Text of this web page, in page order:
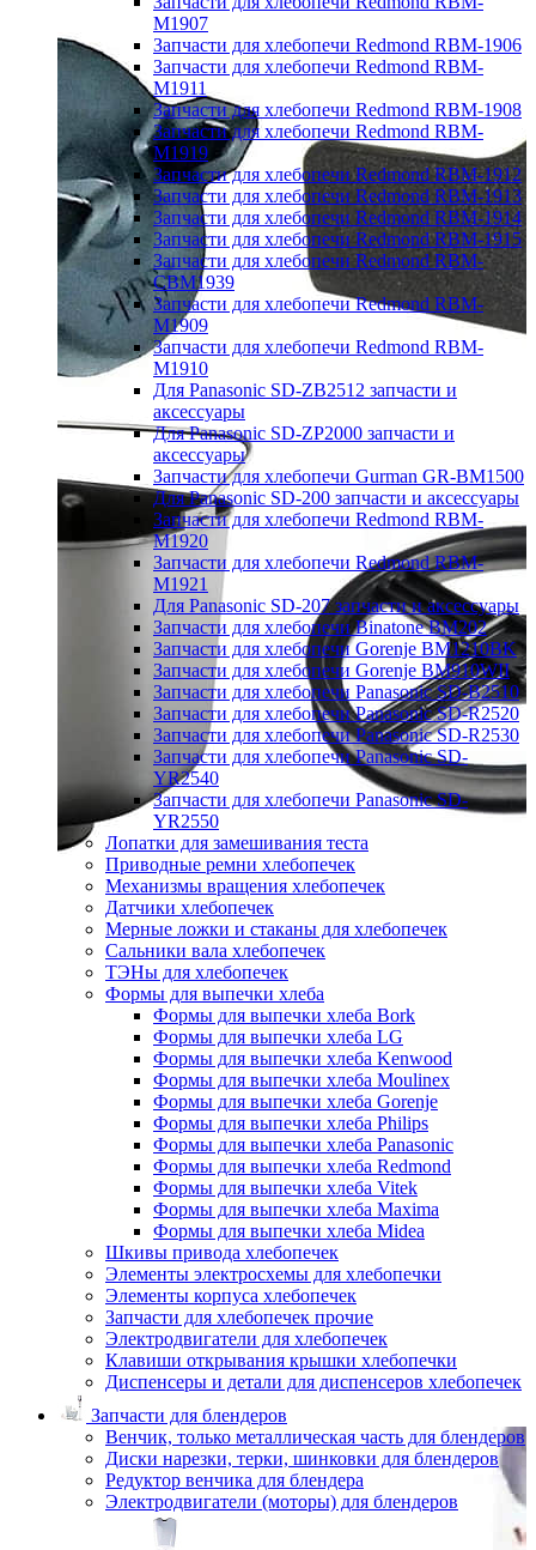
M1907
Запчасти для хлебопечи Redmond RBM-1906
Запчасти для хлебопечи Redmond RBM-
M1911
Запчасти для хлебопечи Redmond RBM-1908
Запчасти для хлебопечи Redmond RBM-
M1919
Запчасти для хлебопечи Redmond RBM-1912
Запчасти для хлебопечи Redmond RBM-1913
Запчасти для хлебопечи Redmond RBM-1914
Запчасти для хлебопечи Redmond RBM-1915
Запчасти для хлебопечи Redmond RBM-
CBM1939
Запчасти для хлебопечи Redmond RBM-
M1909
Запчасти для хлебопечи Redmond RBM-
M1910
Для Panasonic SD-ZB2512 запчасти и
аксессуары
Для Panasonic SD-ZP2000 запчасти и
аксессуары
Запчасти для хлебопечи Gurman GR-BM1500
Для Panasonic SD-200 запчасти и аксессуары
Запчасти для хлебопечи Redmond RBM-
M1920
Запчасти для хлебопечи Redmond RBM-
M1921
Для Panasonic SD-207 запчасти и аксессуары
Запчасти для хлебопечи Binatone BM202
Запчасти для хлебопечи Gorenje BM1210BK
Запчасти для хлебопечи Gorenje BM910WII
Запчасти для хлебопечи Panasonic SD-B2510
Запчасти для хлебопечи Panasonic SD-R2520
Запчасти для хлебопечи Panasonic SD-R2530
Запчасти для хлебопечи Panasonic SD-
YR2540
Запчасти для хлебопечи Panasonic SD-
YR2550
Лопатки для замешивания теста
Приводные ремни хлебопечек
Механизмы вращения хлебопечек
Датчики хлебопечек
Мерные ложки и стаканы для хлебопечек
Сальники вала хлебопечек
ТЭНы для хлебопечек
Формы для выпечки хлеба
Формы для выпечки хлеба Bork
Формы для выпечки хлеба LG
Формы для выпечки хлеба Kenwood
Формы для выпечки хлеба Moulinex
Формы для выпечки хлеба Gorenje
Формы для выпечки хлеба Philips
Формы для выпечки хлеба Panasonic
Формы для выпечки хлеба Redmond
Формы для выпечки хлеба Vitek
Формы для выпечки хлеба Maxima
Формы для выпечки хлеба Midea
Шкивы привода хлебопечек
Элементы электросхемы для хлебопечки
Элементы корпуса хлебопечек
Запчасти для хлебопечек прочие
Электродвигатели для хлебопечек
Клавиши открывания крышки хлебопечки
Диспенсеры и детали для диспенсеров хлебопечек
Запчасти для блендеров
Венчик, только металлическая часть для блендеров
Диски нарезки, терки, шинковки для блендеров
Редуктор венчика для блендера
Электродвигатели (моторы) для блендеров